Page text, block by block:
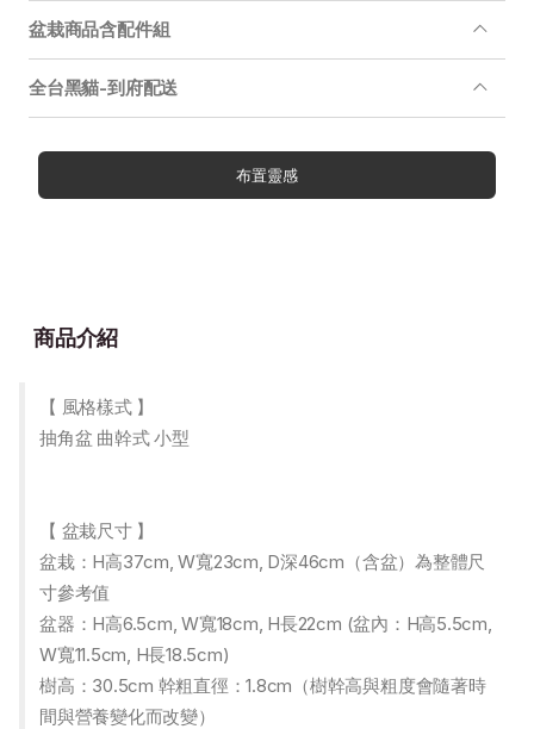
盆栽商品含配件組
全台黑貓-到府配送
布置靈感
商品介紹
【 風格樣式 】
抽角盆 曲幹式 小型
【 盆栽尺寸 】
盆栽：H高37cm, W寬23cm, D深46cm（含盆）為整體尺
寸參考值
盆器：H高6.5cm, W寬18cm, H長22cm (盆內：H高5.5cm,
W寬11.5cm, H長18.5cm)
樹高：30.5cm 幹粗直徑：1.8cm（樹幹高與粗度會隨著時
間與營養變化而改變）